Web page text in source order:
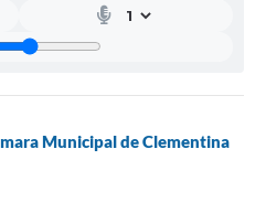
Municipal de Clementina